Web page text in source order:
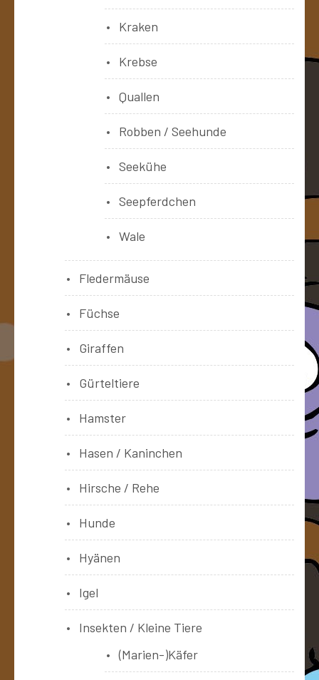
Kraken
Krebse
Quallen
Robben / Seehunde
Seekühe
Seepferdchen
Wale
Fledermäuse
Füchse
Giraffen
Gürteltiere
Hamster
Hasen / Kaninchen
Hirsche / Rehe
Hunde
Hyänen
Igel
Insekten / Kleine Tiere
(Marien-)Käfer